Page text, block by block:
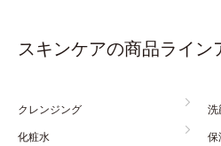
スキンケアの商品ライン
クレンジング
洗
化粧水
保